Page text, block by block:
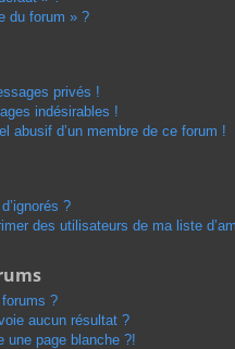
du forum » ?
privés !
indésirables !
abusif d’un membre de ce forum !
?
des utilisateurs de ma liste
?
aucun résultat ?
une page blanche ?!